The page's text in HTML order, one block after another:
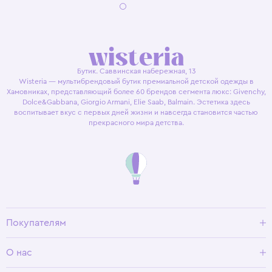
Бутик. Саввинская набережная, 13
Wisteria — мультибрендовый бутик премиальной детской одежды в
Хамовниках, представляющий более 60 брендов сегмента люкс: Givenchy,
Dolce&Gabbana, Giorgio Armani, Elie Saab, Balmain. Эстетика здесь
воспитывает вкус с первых дней жизни и навсегда становится частью
прекрасного мира детства.
Покупателям
Условия возврата
О нас